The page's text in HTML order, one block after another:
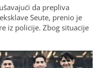
da prepliva
Seute, prenio je
iz policije. Zbog situacije